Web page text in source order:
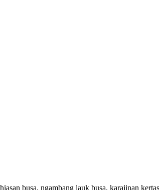
busa, ngambang lauk busa, karajinan